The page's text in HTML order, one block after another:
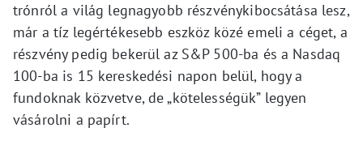
trónról a világ legnagyobb részvénykibocsátása lesz,
már a tíz legértékesebb eszköz közé emeli a céget, a
részvény pedig bekerül az S&P 500-ba és a Nasdaq
100-ba is 15 kereskedési napon belül, hogy a
fundoknak közvetve, de „kötelességük” legyen
vásárolni a papírt.